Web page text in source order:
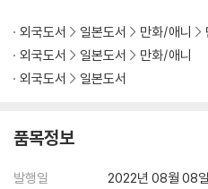
외국도서 일본도서 만화/애니
외국도서
일본도서
만화/애니
외국도서
일본도서
품목정보
발행일
2022년 08월 08일